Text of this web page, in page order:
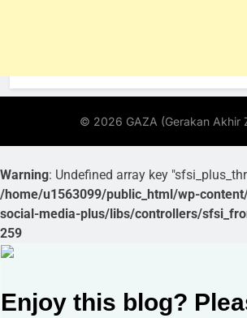
Warning: Undefined array key
/home/u1563099/public_html/wp-
social-media-plus/libs/controllers/
259
Enjoy this blog?